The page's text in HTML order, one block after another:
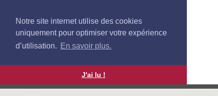
Notre site internet utilise des cookies
uniquement pour optimiser votre expérience
d’utilisation. En savoir plus.
J'ai lu !
Aller